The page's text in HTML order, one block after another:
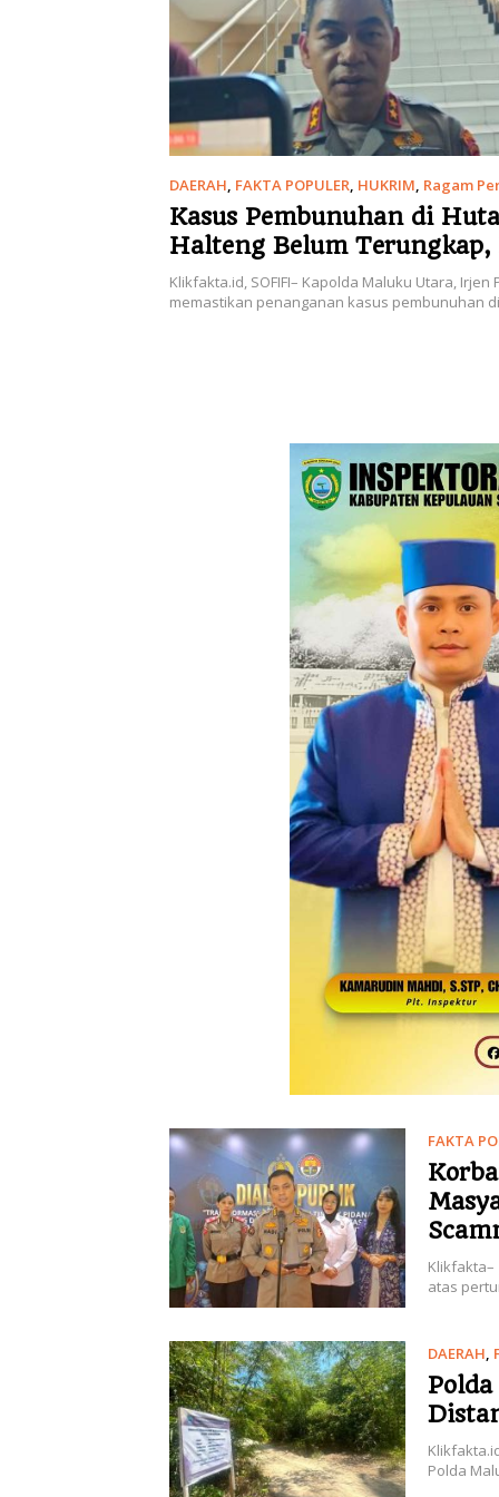
DAERAH, FAKTA POPULER, HUKRIM, Ragam
2026
Kasus Pembunuhan di
Halteng Belum Terungkap,
Penjelasan Kapolda Malut
Klikfakta.id, SOFIFI– Kapolda Maluku Utara, Irjen
memastikan penanganan kasus pembunuhan
FAKTA
Klikfakta–
atas
DAERAH,
Polda